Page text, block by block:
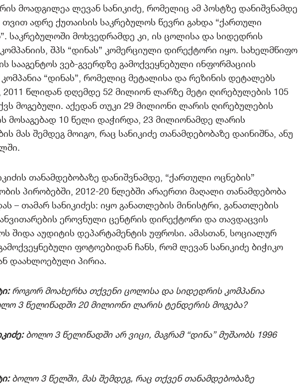
მოადგილეა ლევან სანიკიძე, რომელიც ამ პოსტზე დანიშვნამდე
თვით ადრე ქუთაისის საკრებულოს წევრი გახდა “ქართული
საკრებულოში მოხვედრამდე კი, ის ცოლისა და სიდედრის
შპს “დინას” კომერციული დირექტორი იყო. სახელმწიფო
სააგენტოს ვებ-გვერდზე გამოქვეყნებული ინფორმაციის
“დინას”, რომელიც მეტალისა და რეზინის დეტალებს
2011 წლიდან დღემდე 52 მილიონ ლარზე მეტი ღირებულების 105
მოგებული. აქედან თუკი 29 მილიონი ლარის ღირებულების
მოსაგებად 10 წელი დაჭირდა, 23 მილიონამდე ლარის
მას შემდეგ მოიგო, რაც სანიკიძე თანამდებობაზე დაინიშნა, ანუ
თანამდებობაზე დანიშვნამდე, “ქართული ოცნების”
პირობებში, 2012-20 წლებში არაერთი მაღალი თანამდებობა
– თამარ სანიკიძეს: იყო განათლების მინისტრი, განათლების
ეროვნული ცენტრის დირექტორი და თავდაცვის
შიდა აუდიტის დეპარტამენტის უფროსი. ამასთან, სოციალურ
ფოტოებიდან ჩანს, რომ ლევან სანიკიძე ბიჭიკო
დაახლოებული პირია.
როგორ მოახერხა თქვენი ცოლისა და სიდედრის კომპანია
3 წელიწადში 20 მილიონი ლარის ტენდერის მოგება?
ბოლო 3 წელიწადში არ ვიცი, მაგრამ “დინა” მუშაობს 1996
ბოლო 3 წელში, მას შემდეგ, რაც თქვენ თანამდებობაზე